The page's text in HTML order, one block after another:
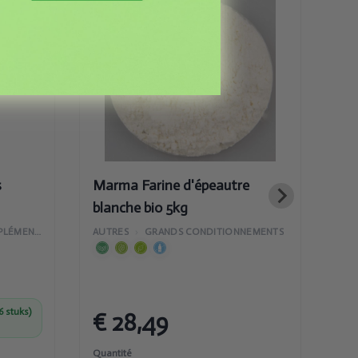
VITAMINES ET COMPLÉMENTS ALIMENTAIRES
stuks)
Ajouté
Marma Farine d'épeautre
blanche bio 5kg
AUTRES GRANDS CONDITIONNEMENTS
€ 28,49
Quantité